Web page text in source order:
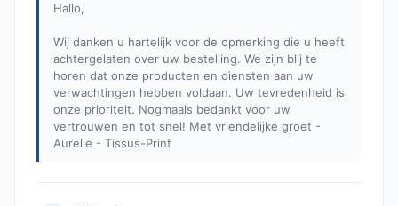
Hallo,
Wij danken u hartelijk voor de opmerking die u heeft
achtergelaten over uw bestelling. We zijn blij te
horen dat onze producten en diensten aan uw
verwachtingen hebben voldaan. Uw tevredenheid is
onze prioriteit. Nogmaals bedankt voor uw
vertrouwen en tot snel! Met vriendelijke groet -
Aurelie - Tissus-Print